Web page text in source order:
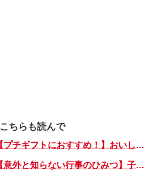
こちらも読んで
【プチギフトにおすすめ！】おいしいお茶でホッとひと息。箱がかわいい「ティーバッグ」
【意外と知らない行事のひみつ】子どもにはどう伝える？「お盆」って何だろう？